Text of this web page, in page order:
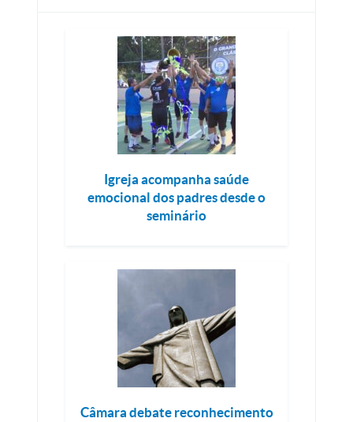
Igreja acompanha saúde
emocional dos padres desde o
seminário
Câmara debate reconhecimento